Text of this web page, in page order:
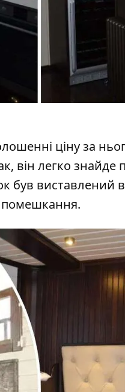
ціну за
він легко знайде
був виставлений
помешкання.